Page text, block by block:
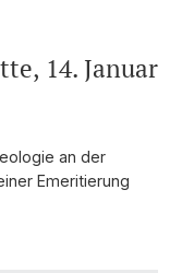
14. Januar
an der
Emeritierung